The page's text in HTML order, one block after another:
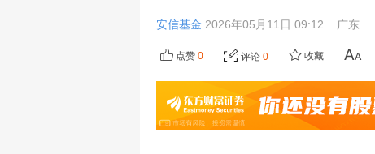
安信基金 2026年05月11日 09:12 广东
点赞 0 评论 0 收藏